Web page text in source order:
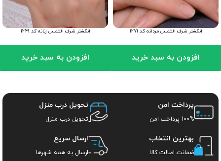
انگشتر شرف الشمس مردانه کد 1271
افزودن به سبد خرید
انگشتر شرف الشمس زنانه کد 1269
افزودن به سبد خرید
پرداخت امن
100% پرداخت امن
تحویل درب منزل
تحویل درب منزل
بهترین انتخاب
ضمانت اصالت کالا
ارسال سریع
ارسال به همه شهرها